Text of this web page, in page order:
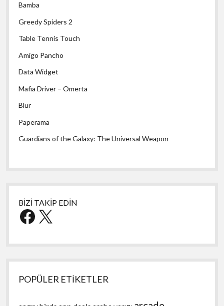
Bamba
Greedy Spiders 2
Table Tennis Touch
Amigo Pancho
Data Widget
Mafia Driver – Omerta
Blur
Paperama
Guardians of the Galaxy: The Universal Weapon
BİZİ TAKİP EDİN
Facebook
X
POPÜLER ETİKETLER